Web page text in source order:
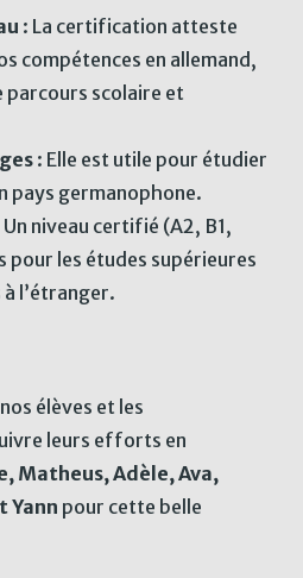
: La certification atteste
compétences en allemand,
scolaire et
: Elle est utile pour étudier
pays germanophone.
Un niveau certifié (A2, B1,
pour les études supérieures
l’étranger.
élèves et les
leurs efforts en
Matheus, Adèle, Ava,
Yann pour cette belle